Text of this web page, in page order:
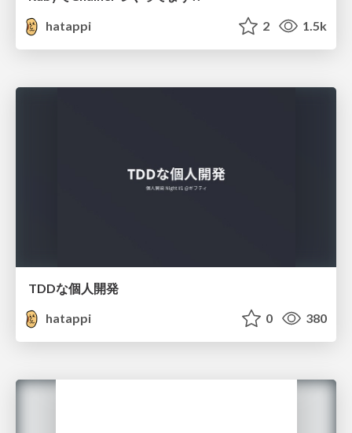
hatappi
2 1.5k
TDDな個人開発
hatappi
0 380